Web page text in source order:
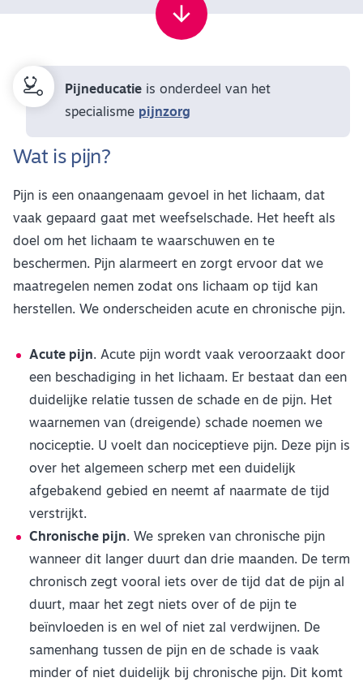
Pijneducatie is onderdeel van het
specialisme pijnzorg
Wat is pijn?
Pijn is een onaangenaam gevoel in het lichaam, dat
vaak gepaard gaat met weefselschade. Het heeft als
doel om het lichaam te waarschuwen en te
beschermen. Pijn alarmeert en zorgt ervoor dat we
maatregelen nemen zodat ons lichaam op tijd kan
herstellen. We onderscheiden acute en chronische pijn.
Acute pijn. Acute pijn wordt vaak veroorzaakt door
een beschadiging in het lichaam. Er bestaat dan een
duidelijke relatie tussen de schade en de pijn. Het
waarnemen van (dreigende) schade noemen we
nociceptie. U voelt dan nociceptieve pijn. Deze pijn is
over het algemeen scherp met een duidelijk
afgebakend gebied en neemt af naarmate de tijd
verstrijkt.
Chronische pijn. We spreken van chronische pijn
wanneer dit langer duurt dan drie maanden. De term
chronisch zegt vooral iets over de tijd dat de pijn al
duurt, maar het zegt niets over of de pijn te
beïnvloeden is en wel of niet zal verdwijnen. De
samenhang tussen de pijn en de schade is vaak
minder of niet duidelijk bij chronische pijn. Dit komt